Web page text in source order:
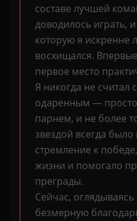
составе лучшей
доводилось играть,
которую я искренне
восхищался.
первое место
Я никогда не считал
одаренным —
парнем, и не более
звездой всегда
стремление к
жизни и помогало
преграды.
Сейчас,
безмерную